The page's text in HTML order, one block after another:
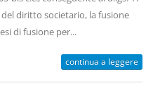
diritto societario, la fusione
di fusione per...
continua a leggere